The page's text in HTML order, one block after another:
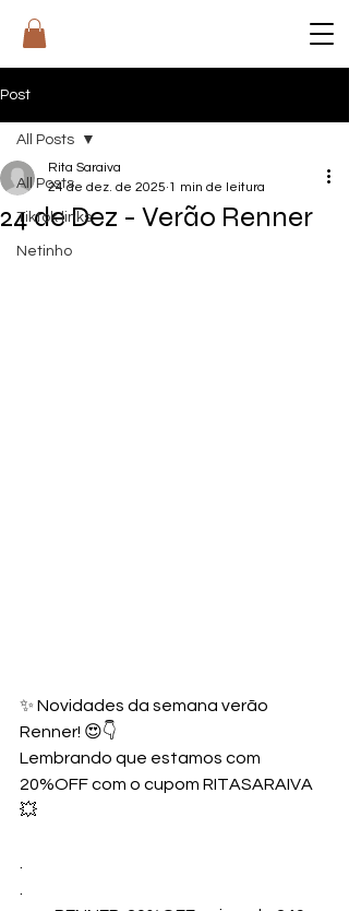
RIT
Post
All Posts
Tiktok links
Netinho
All Posts
24 de Dez - Verão Renner
Rita Saraiva
24 de dez. de 2025 1 min de leitura
✨ Novidades da semana verão
Renner! 😍👇
Lembrando que estamos com
20%OFF com o cupom RITASARAIVA
💥